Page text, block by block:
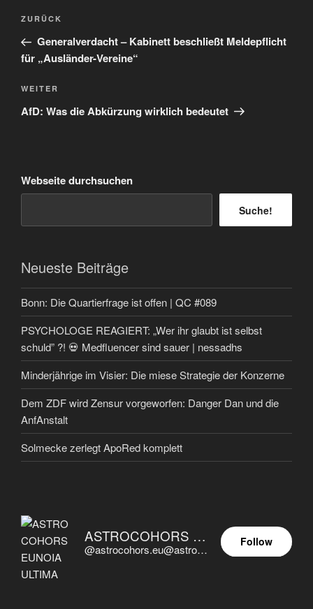
Beitragsnavigation
Vorheriger
Beitrag
ZURÜCK
Generalverdacht – Kabinett beschließt Meldepflicht
für „Ausländer-Vereine“
Nächster
Beitrag
WEITER
AfD: Was die Abkürzung wirklich bedeutet
Webseite durchsuchen
Suche!
Neueste Beiträge
Bonn: Die Quartierfrage ist offen | QC #089
PSYCHOLOGE REAGIERT: „Wer ihr glaubt ist selbst
schuld” ?! 💀 Medfluencer sind sauer | nessadhs
Minderjährige im Visier: Die miese Strategie der Konzerne
Dem ZDF wird Zensur vorgeworfen: Danger Dan und die
AnfAnstalt
Solmecke zerlegt ApoRed komplett
ASTROCOHORS EUNOIA ULTIMA
@astrocohors.eu@astrocohors.eu
Follow